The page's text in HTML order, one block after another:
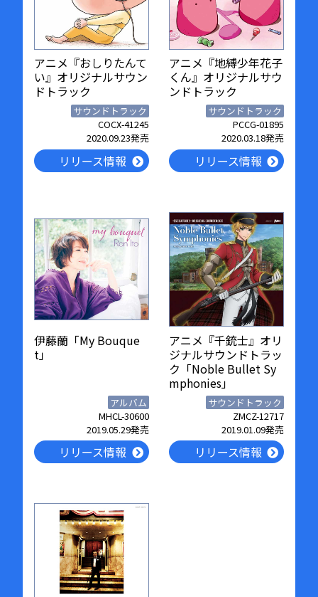
アニメ『おしりたんて
い』オリジナルサウン
ドトラック
サウンドトラック
COCX-41245
2020.09.23発売
リリース情報
アニメ『地縛少年花子
くん』オリジナルサウ
ンドトラック
サウンドトラック
PCCG-01895
2020.03.18発売
リリース情報
伊藤蘭「My Bouque
t」
アルバム
MHCL-30600
2019.05.29発売
リリース情報
アニメ『千銃士』オリ
ジナルサウンドトラッ
ク「Noble Bullet Sy
mphonies」
サウンドトラック
ZMCZ-12717
2019.01.09発売
リリース情報